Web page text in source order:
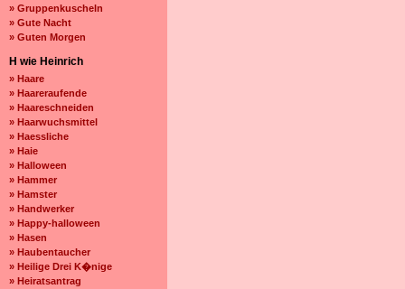
» Gruppenkuscheln
» Gute Nacht
» Guten Morgen
H wie Heinrich
» Haare
» Haareraufende
» Haareschneiden
» Haarwuchsmittel
» Haessliche
» Haie
» Halloween
» Hammer
» Hamster
» Handwerker
» Happy-halloween
» Hasen
» Haubentaucher
» Heilige Drei K�nige
» Heiratsantrag